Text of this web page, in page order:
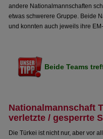
andere Nationalmannschaften
etwas schwerere Gruppe. Beide
und konnten auch jeweils ihre
Beide Teams
Nationalmannschaft
verletzte / gesperrte
Die Türkei ist nicht nur, aber vor